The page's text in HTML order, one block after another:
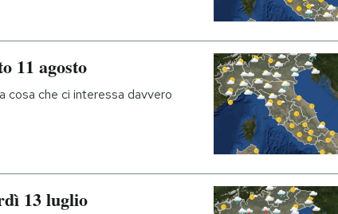
11 agosto
cosa che ci interessa davvero
13 luglio